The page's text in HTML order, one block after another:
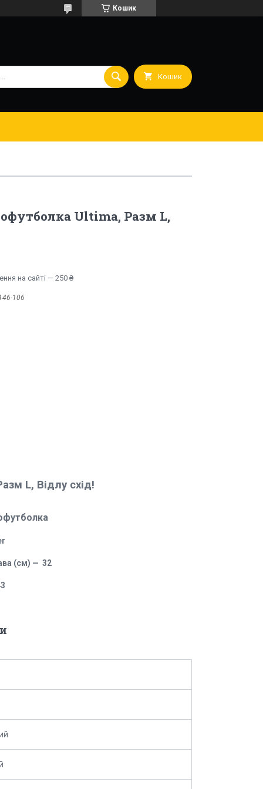
Кошик
Кошик
Ultima, Разм L,
на сайті — 250 ₴
106
L, Відлу схід!
(см) — 32